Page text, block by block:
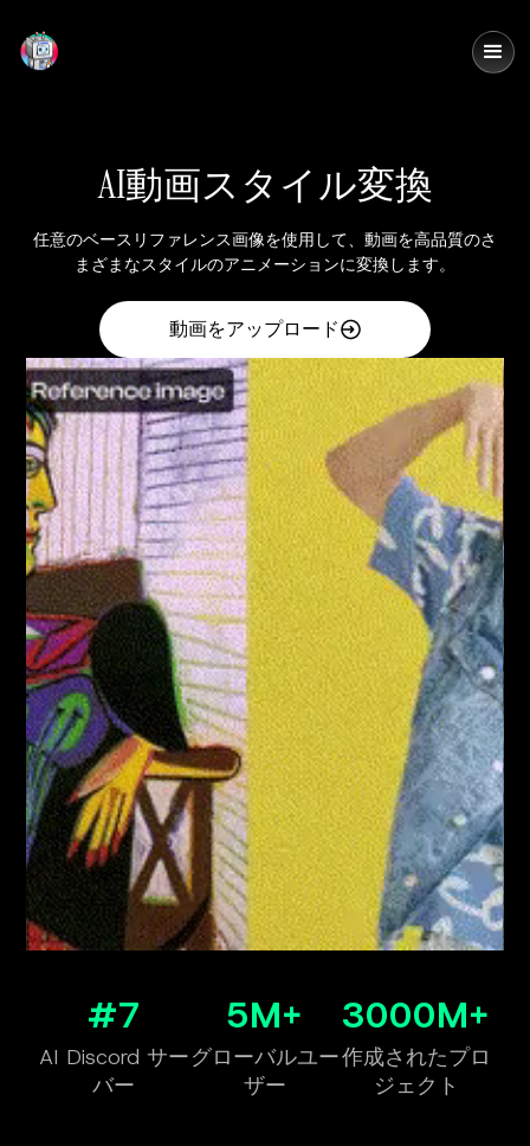
AI動画スタイル変換
任意のベースリファレンス画像を使用して、動画を高品質のさ
まざまなスタイルのアニメーションに変換します。
動画をアップロード
#7
AI Discord サー
バー
5M+
グローバルユー
ザー
3000M+
作成されたプロ
ジェクト